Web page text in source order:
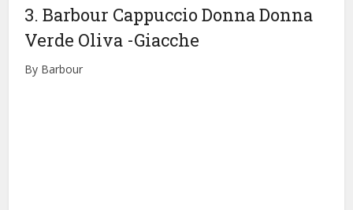
3. Barbour Cappuccio Donna Donna
Verde Oliva -Giacche
By Barbour